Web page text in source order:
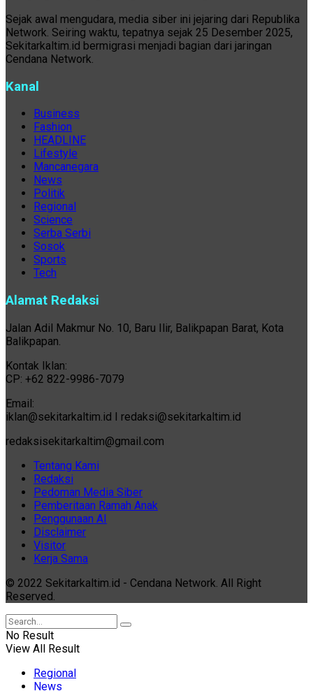
Sejak awal mengudara, media siber ini jejaring dari Republika
Network. Seiring waktu, tepatnya sejak 25 Desember 2025,
Sekitarkaltim.id bermigrasi menjadi bagian dari jaringan
Cendana Network.
Kanal
Business
Fashion
HEADLINE
Lifestyle
Mancanegara
News
Politik
Regional
Science
Serba Serbi
Sosok
Sports
Tech
Alamat Redaksi
Jalan Adil Makmur No. 10, Baru Ilir, Balikpapan Barat, Kota
Balikpapan.
Kontak Iklan:
CP: +62 822-9986-7079
Email:
iklan@sekitarkaltim.id I redaksi@sekitarkaltim.id
redaksisekitarkaltim@gmail.com
Tentang Kami
Redaksi
Pedoman Media Siber
Pemberitaan Ramah Anak
Penggunaan AI
Disclaimer
Visitor
Kerja Sama
© 2022 Sekitarkaltim.id - Cendana Network. All Right
Reserved.
No Result
View All Result
Regional
News